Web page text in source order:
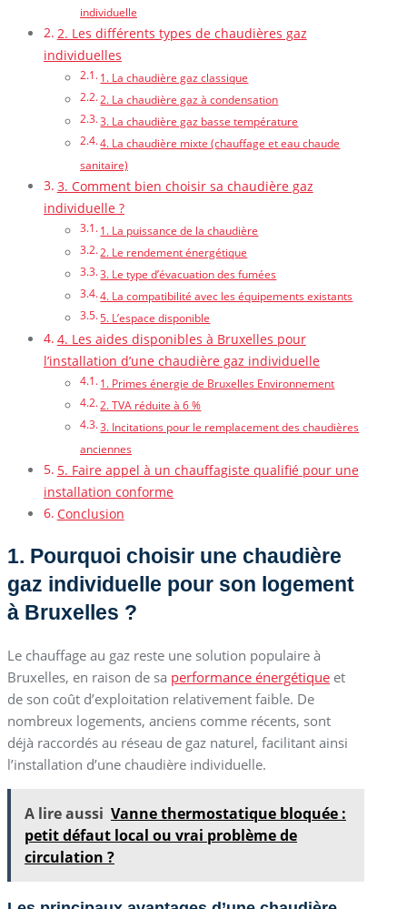
individuelle
2. Les différents types de chaudières gaz
individuelles
1. La chaudière gaz classique
2. La chaudière gaz à condensation
3. La chaudière gaz basse température
4. La chaudière mixte (chauffage et eau chaude
sanitaire)
3. Comment bien choisir sa chaudière gaz
individuelle ?
1. La puissance de la chaudière
2. Le rendement énergétique
3. Le type d’évacuation des fumées
4. La compatibilité avec les équipements existants
5. L’espace disponible
4. Les aides disponibles à Bruxelles pour
l’installation d’une chaudière gaz individuelle
1. Primes énergie de Bruxelles Environnement
2. TVA réduite à 6 %
3. Incitations pour le remplacement des chaudières
anciennes
5. Faire appel à un chauffagiste qualifié pour une
installation conforme
Conclusion
1. Pourquoi choisir une chaudière
gaz individuelle pour son logement
à Bruxelles ?
Le chauffage au gaz reste une solution populaire à
Bruxelles, en raison de sa performance énergétique et
de son coût d’exploitation relativement faible. De
nombreux logements, anciens comme récents, sont
déjà raccordés au réseau de gaz naturel, facilitant ainsi
l’installation d’une chaudière individuelle.
A lire aussi Vanne thermostatique bloquée :
petit défaut local ou vrai problème de
circulation ?